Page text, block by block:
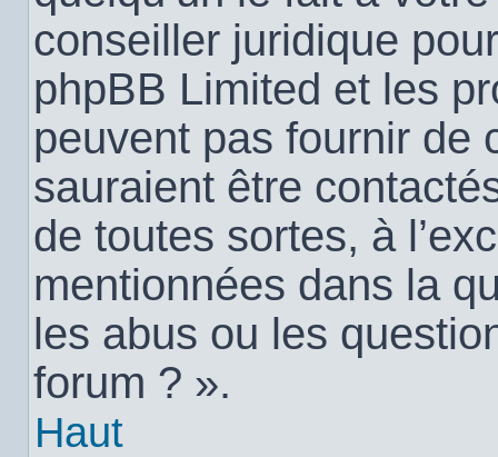
conseiller juridique
phpBB Limited et les
peuvent pas fournir de
sauraient être
de toutes sortes, à
mentionnées dans la
les abus ou les
forum ? ».
Haut